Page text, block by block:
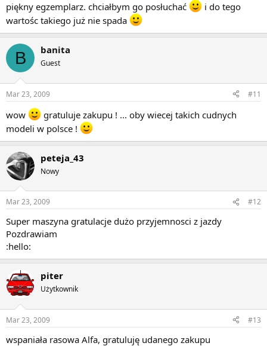
piękny egzemplarz. chciałbym go posłuchać
i do tego
wartośc takiego już nie spada
B banita
Guest
Mar 23, 2009 #11
wow
gratuluje zakupu ! ... oby wiecej takich cudnych
modeli w polsce !
peteja_43
Nowy
Mar 23, 2009 #12
Super maszyna gratulacje dużo przyjemnosci z jazdy
Pozdrawiam
:hello:
piter
Użytkownik
Mar 23, 2009 #13
wspaniała rasowa Alfa, gratuluję udanego zakupu